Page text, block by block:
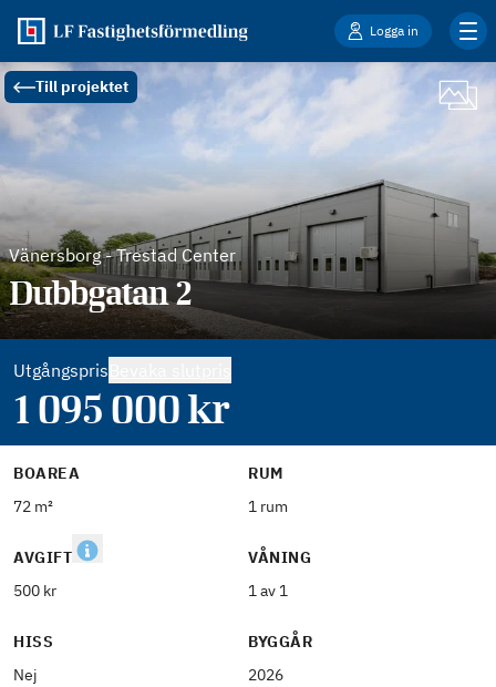
Logga in
Till projektet
Vänersborg-Trestad Center
Dubbgatan 2
Utgångspris
1 095 000kr
BOAREA
72 m²
RUM
1 rum
AVGIFT
500 kr
VÅNING
1 av 1
HISS
Nej
BYGGÅR
2026